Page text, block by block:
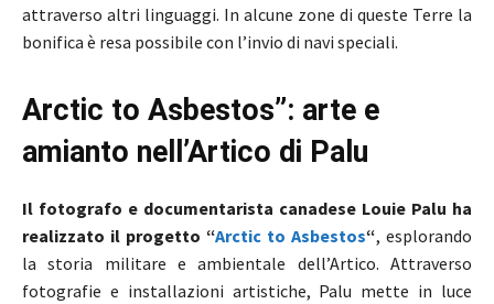
attraverso altri linguaggi. In alcune zone di queste Terre la
bonifica è resa possibile con l’invio di navi speciali.
Arctic to Asbestos”: arte e
amianto nell’Artico di Palu
Il fotografo e documentarista canadese Louie Palu ha
realizzato il progetto “Arctic to Asbestos“, esplorando
la storia militare e ambientale dell’Artico. Attraverso
fotografie e installazioni artistiche, Palu mette in luce